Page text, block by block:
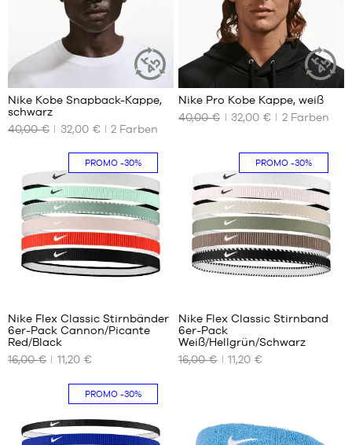
NACHHALTIGER
UNSERE
VERFÜGBAREN
S/M
M/L
L/XL
Nike Kobe Snapback-Kappe,
schwarz
40,00 €
32,00 € 2 Farben
ARTIKEL
UNSERE
M/L
L/XL
Nike Pro Kobe Kappe, weiß
40,00 €
32,00 € 2Farben
PROMO-30%
UNSERE
VERFÜGBAREN
GRÖSSEN
Einheitsgröße
Nike Flex Classic Stirnbänder
6er-Pack Cannon/Picante
Red/Black
16,00 €
11,20 €
PROMO-30%
UNSERE
VERFÜGBAREN
GRÖSSEN
Nike Flex Classic Stirnband
6er-Pack
Weiß/Hellgrün/Schwarz
16,00 €
11,20 €
PROMO-30%